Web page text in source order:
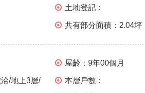
土地登記：
共有部分面積： 2.04坪
屋齡：9年00個月
/地上3層/ 本層戶數：